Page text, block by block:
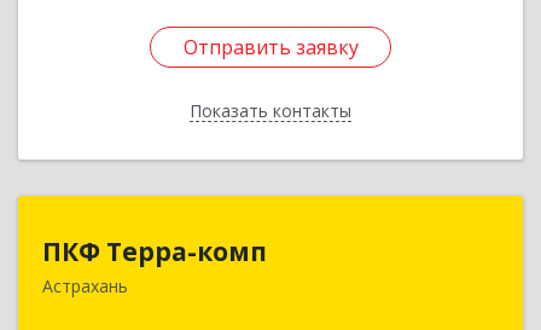
Отправить заявку
Показать контакты
Отправить заявку
Назад
ПКФ Терра-комп
Астрахань